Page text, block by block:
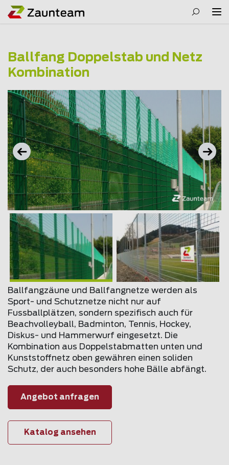
Ballfang Doppelstab und Netz
Kombination
Ballfangzäune und Ballfangnetze werden als
Sport- und Schutznetze nicht nur auf
Fussballplätzen, sondern spezifisch auch für
Beachvolleyball, Badminton, Tennis, Hockey,
Diskus- und Hammerwurf eingesetzt. Die
Kombination aus Doppelstabmatten unten und
Kunststoffnetz oben gewähren einen soliden
Schutz, der auch besonders hohe Bälle abfängt.
Angebot anfragen
Katalog ansehen